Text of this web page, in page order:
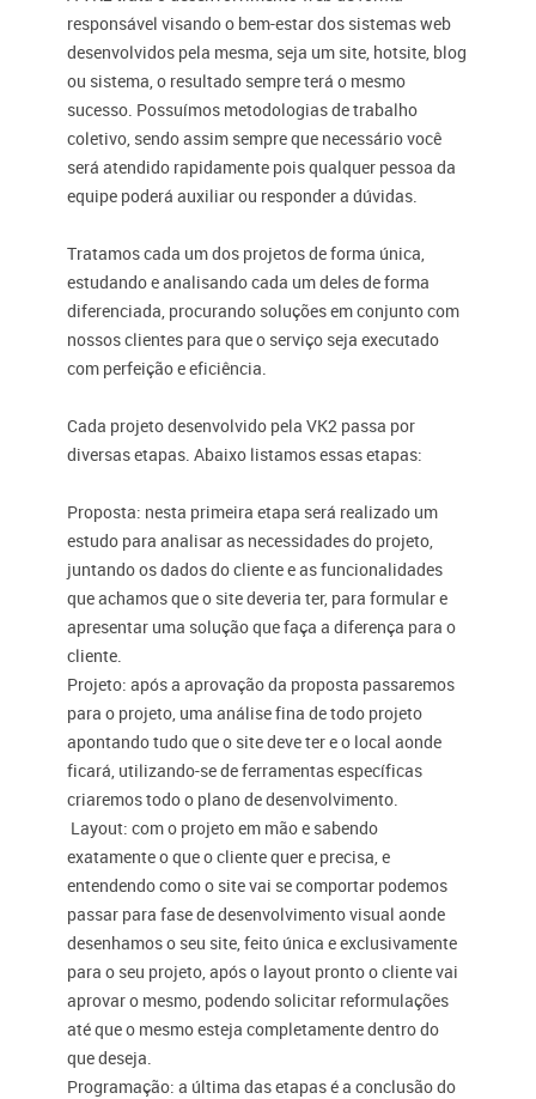
responsável visando o bem-estar dos sistemas web
desenvolvidos pela mesma, seja um site, hotsite, blog
ou sistema, o resultado sempre terá o mesmo
sucesso. Possuímos metodologias de trabalho
coletivo, sendo assim sempre que necessário você
será atendido rapidamente pois qualquer pessoa da
equipe poderá auxiliar ou responder a dúvidas.
Tratamos cada um dos projetos de forma única,
estudando e analisando cada um deles de forma
diferenciada, procurando soluções em conjunto com
nossos clientes para que o serviço seja executado
com perfeição e eficiência.
Cada projeto desenvolvido pela VK2 passa por
diversas etapas. Abaixo listamos essas etapas:
Proposta: nesta primeira etapa será realizado um
estudo para analisar as necessidades do projeto,
juntando os dados do cliente e as funcionalidades
que achamos que o site deveria ter, para formular e
apresentar uma solução que faça a diferença para o
cliente.
Projeto: após a aprovação da proposta passaremos
para o projeto, uma análise fina de todo projeto
apontando tudo que o site deve ter e o local aonde
ficará, utilizando-se de ferramentas específicas
criaremos todo o plano de desenvolvimento.
Layout: com o projeto em mão e sabendo
exatamente o que o cliente quer e precisa, e
entendendo como o site vai se comportar podemos
passar para fase de desenvolvimento visual aonde
desenhamos o seu site, feito única e exclusivamente
para o seu projeto, após o layout pronto o cliente vai
aprovar o mesmo, podendo solicitar reformulações
até que o mesmo esteja completamente dentro do
que deseja.
Programação: a última das etapas é a conclusão do